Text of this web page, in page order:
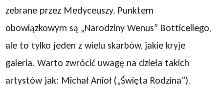
zebrane przez Medyceuszy. Punktem
obowiązkowym są „Narodziny Wenus” Botticellego,
ale to tylko jeden z wielu skarbów, jakie kryje
galeria. Warto zwrócić uwagę na dzieła takich
artystów jak: Michał Anioł („Święta Rodzina”),